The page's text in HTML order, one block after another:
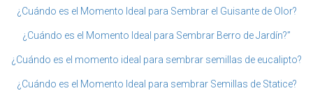
¿Cuándo es el Momento Ideal para Sembrar el Guisante de Olor?
¿Cuándo es el Momento Ideal para Sembrar Berro de Jardín?”
¿Cuándo es el momento ideal para sembrar semillas de eucalipto?
¿Cuándo es el Momento Ideal para sembrar Semillas de Statice?